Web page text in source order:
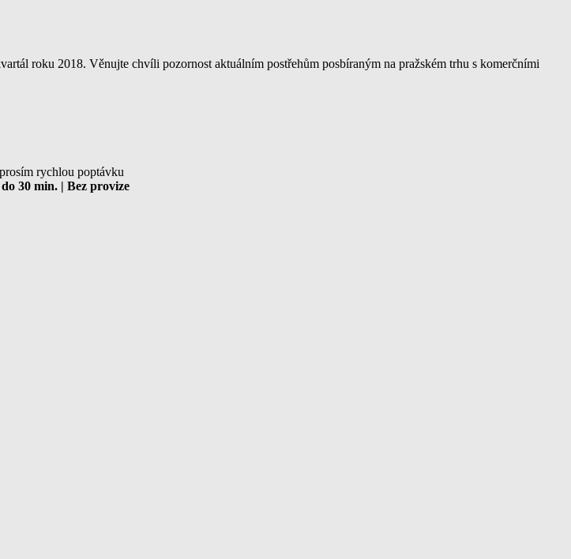
roku 2018. Věnujte chvíli pozornost aktuálním postřehům posbíraným na pražském trhu s komerčními
rychlou poptávku
30 min. | Bez provize